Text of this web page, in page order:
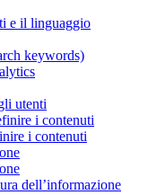
e il linguaggio
keywords)
utenti
i contenuti
i contenuti
dell’informazione